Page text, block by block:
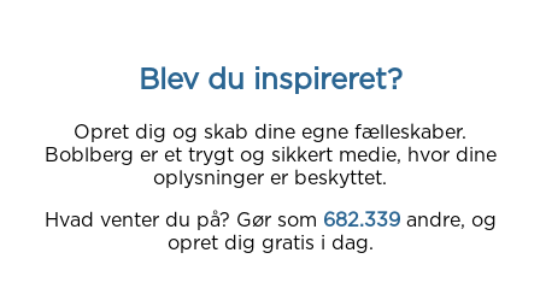
Blev du inspireret?
Opret dig og skab dine egne fælleskaber.
Boblberg er et trygt og sikkert medie, hvor dine
oplysninger er beskyttet.
Hvad venter du på? Gør som 682.339 andre, og
opret dig gratis i dag.